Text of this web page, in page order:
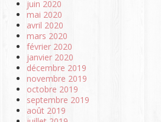
juin 2020
mai 2020
avril 2020
mars 2020
février 2020
janvier 2020
décembre 2019
novembre 2019
octobre 2019
septembre 2019
août 2019